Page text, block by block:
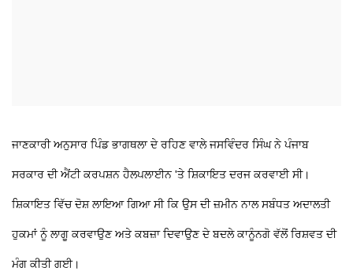
ਜਾਣਕਾਰੀ ਅਨੁਸਾਰ ਪਿੰਡ ਭਾਗਥਲਾ ਦੇ ਰਹਿਣ ਵਾਲੇ ਜਸਵਿੰਦਰ ਸਿੰਘ ਨੇ ਪੰਜਾਬ
ਸਰਕਾਰ ਦੀ ਐਂਟੀ ਕਰਪਸ਼ਨ ਹੈਲਪਲਾਈਨ 'ਤੇ ਸ਼ਿਕਾਇਤ ਦਰਜ ਕਰਵਾਈ ਸੀ।
ਸ਼ਿਕਾਇਤ ਵਿੱਚ ਦੋਸ਼ ਲਾਇਆ ਗਿਆ ਸੀ ਕਿ ਉਸ ਦੀ ਜ਼ਮੀਨ ਨਾਲ ਸਬੰਧਤ ਅਦਾਲਤੀ
ਹੁਕਮਾਂ ਨੂੰ ਲਾਗੂ ਕਰਵਾਉਣ ਅਤੇ ਕਬਜ਼ਾ ਦਿਵਾਉਣ ਦੇ ਬਦਲੇ ਕਾਨੂੰਨਗੋ ਵੱਲੋਂ ਰਿਸ਼ਵਤ ਦੀ
ਮੰਗ ਕੀਤੀ ਗਈ।